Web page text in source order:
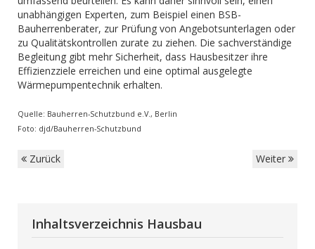
unabhängigen Experten, zum Beispiel einen BSB-
Bauherrenberater, zur Prüfung von Angebotsunterlagen oder
zu Qualitätskontrollen zurate zu ziehen. Die sachverständige
Begleitung gibt mehr Sicherheit, dass Hausbesitzer ihre
Effizienzziele erreichen und eine optimal ausgelegte
Wärmepumpentechnik erhalten.
Quelle: Bauherren-Schutzbund e.V., Berlin
Foto: djd/Bauherren-Schutzbund
Zurück Weiter
Inhaltsverzeichnis Hausbau